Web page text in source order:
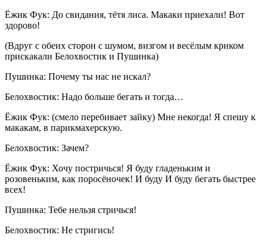
Ёжик Фук: До свидания, тётя лиса. Макаки приехали! Вот
здорово!
(Вдруг с обеих сторон с шумом, визгом и весёлым криком
прискакали Белохвостик и Пушинка)
Пушинка: Почему ты нас не искал?
Белохвостик: Надо больше бегать и тогда…
Ёжик Фук: (смело перебивает зайку) Мне некогда! Я спешу к
макакам, в парикмахерскую.
Белохвостик: Зачем?
Ёжик Фук: Хочу постричься! Я буду гладеньким и
розовеньким, как поросёночек! И буду И буду бегать быстрее
всех!
Пушинка: Тебе нельзя стричься!
Белохвостик: Не стригись!